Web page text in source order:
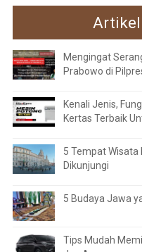
Mengingat
Prabowo di
Kenali Jenis,
Kertas Terbaik
5 Tempat Wisata
Dikunjungi
5 Budaya Jawa
Tips Mudah